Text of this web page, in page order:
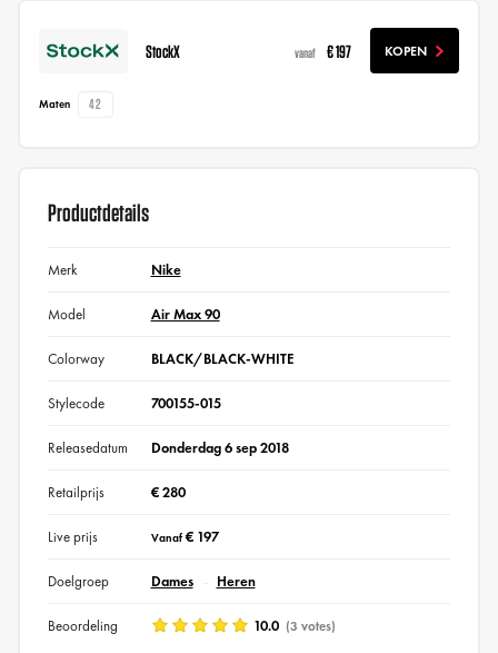
StockX vanaf € 197 KOPEN
Maten 42
Productdetails
Merk Nike
Model Air Max 90
Colorway BLACK/BLACK-WHITE
Stylecode 700155-015
Releasedatum Donderdag 6 sep 2018
Retailprijs € 280
Live prijs Vanaf€ 197
Doelgroep Dames Heren
Beoordeling 10.0 (3 votes)